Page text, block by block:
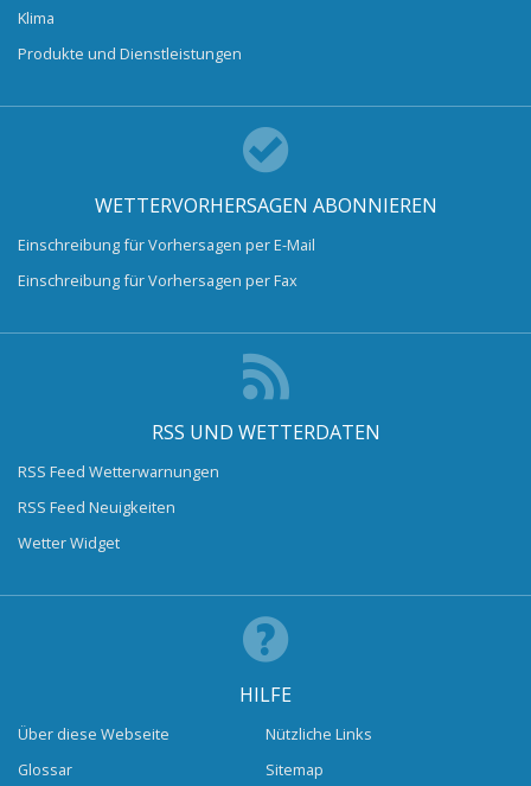
Klima
Produkte und Dienstleistungen
WETTERVORHERSAGEN ABONNIEREN
Einschreibung für Vorhersagen per E-Mail
Einschreibung für Vorhersagen per Fax
RSS UND WETTERDATEN
RSS Feed Wetterwarnungen
RSS Feed Neuigkeiten
Wetter Widget
HILFE
Über diese Webseite
Glossar
Nützliche Links
Sitemap